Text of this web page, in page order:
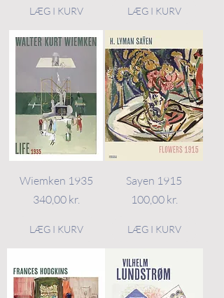
LÆG I KURV LÆG I KURV
Wiemken 1935
Pris
340,00 kr.
LÆG I KURV
Sayen 1915
Pris
100,00 kr.
LÆG I KURV